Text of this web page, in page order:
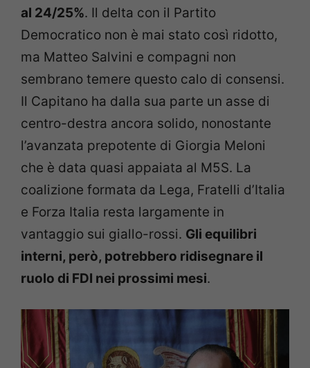
al 24/25%. Il delta con il Partito
Democratico non è mai stato così ridotto,
ma Matteo Salvini e compagni non
sembrano temere questo calo di consensi.
Il Capitano ha dalla sua parte un asse di
centro-destra ancora solido, nonostante
l’avanzata prepotente di Giorgia Meloni
che è data quasi appaiata al M5S. La
coalizione formata da Lega, Fratelli d’Italia
e Forza Italia resta largamente in
vantaggio sui giallo-rossi. Gli equilibri
interni, però, potrebbero ridisegnare il
ruolo di FDI nei prossimi mesi.